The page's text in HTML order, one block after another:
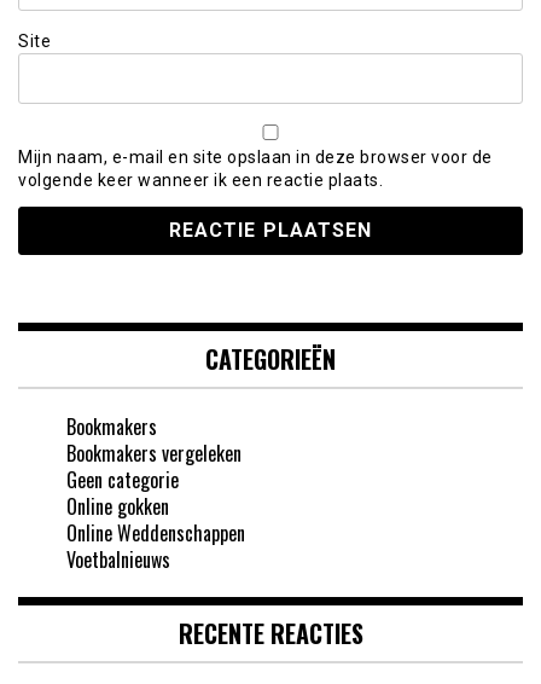
Site
Mijn naam, e-mail en site opslaan in deze browser voor de
volgende keer wanneer ik een reactie plaats.
CATEGORIEËN
Bookmakers
Bookmakers vergeleken
Geen categorie
Online gokken
Online Weddenschappen
Voetbalnieuws
RECENTE REACTIES